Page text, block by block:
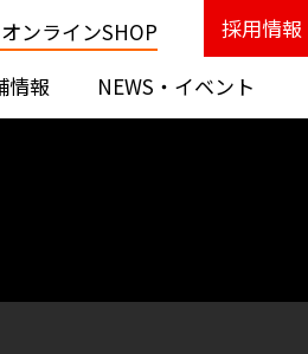
情報 NEWS・イベント
ンラインSHOP 採用情報